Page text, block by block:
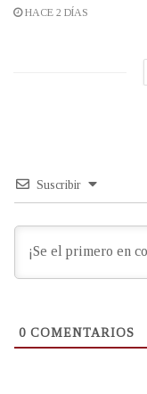
HACE 2 DÍAS
Suscribir
0 COMENTARIOS